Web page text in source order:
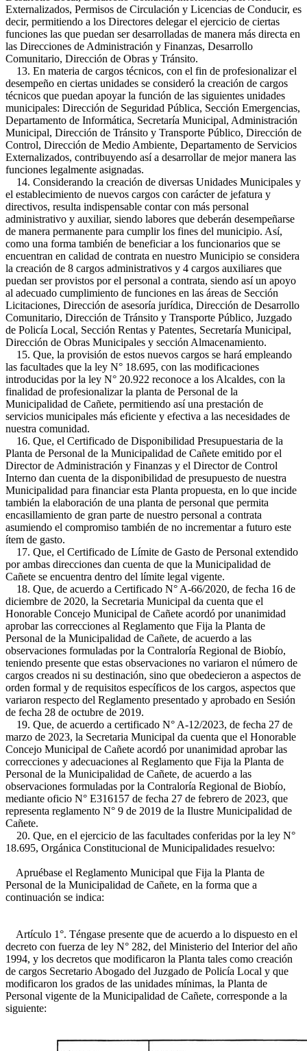
Externalizados, Permisos de Circulación y Licencias de Conducir, es
decir, permitiendo a los Directores delegar el ejercicio de ciertas
funciones las que puedan ser desarrolladas de manera más directa en
las Direcciones de Administración y Finanzas, Desarrollo
Comunitario, Dirección de Obras y Tránsito.
13. En materia de cargos técnicos, con el fin de profesionalizar el
desempeño en ciertas unidades se consideró la creación de cargos
técnicos que puedan apoyar la función de las siguientes unidades
municipales: Dirección de Seguridad Pública, Sección Emergencias,
Departamento de Informática, Secretaría Municipal, Administración
Municipal, Dirección de Tránsito y Transporte Público, Dirección de
Control, Dirección de Medio Ambiente, Departamento de Servicios
Externalizados, contribuyendo así a desarrollar de mejor manera las
funciones legalmente asignadas.
14. Considerando la creación de diversas Unidades Municipales y
el establecimiento de nuevos cargos con carácter de jefatura y
directivos, resulta indispensable contar con más personal
administrativo y auxiliar, siendo labores que deberán desempeñarse
de manera permanente para cumplir los fines del municipio. Así,
como una forma también de beneficiar a los funcionarios que se
encuentran en calidad de contrata en nuestro Municipio se considera
la creación de 8 cargos administrativos y 4 cargos auxiliares que
puedan ser provistos por el personal a contrata, siendo así un apoyo
al adecuado cumplimiento de funciones en las áreas de Sección
Licitaciones, Dirección de asesoría jurídica, Dirección de Desarrollo
Comunitario, Dirección de Tránsito y Transporte Público, Juzgado
de Policía Local, Sección Rentas y Patentes, Secretaría Municipal,
Dirección de Obras Municipales y sección Almacenamiento.
15. Que, la provisión de estos nuevos cargos se hará empleando
las facultades que la ley N° 18.695, con las modificaciones
introducidas por la ley N° 20.922 reconoce a los Alcaldes, con la
finalidad de profesionalizar la planta de Personal de la
Municipalidad de Cañete, permitiendo así una prestación de
servicios municipales más eficiente y efectiva a las necesidades de
nuestra comunidad.
16. Que, el Certificado de Disponibilidad Presupuestaria de la
Planta de Personal de la Municipalidad de Cañete emitido por el
Director de Administración y Finanzas y el Director de Control
Interno dan cuenta de la disponibilidad de presupuesto de nuestra
Municipalidad para financiar esta Planta propuesta, en lo que incide
también la elaboración de una planta de personal que permita
encasillamiento de gran parte de nuestro personal a contrata
asumiendo el compromiso también de no incrementar a futuro este
ítem de gasto.
17. Que, el Certificado de Límite de Gasto de Personal extendido
por ambas direcciones dan cuenta de que la Municipalidad de
Cañete se encuentra dentro del límite legal vigente.
18. Que, de acuerdo a Certificado N° A-66/2020, de fecha 16 de
diciembre de 2020, la Secretaria Municipal da cuenta que el
Honorable Concejo Municipal de Cañete acordó por unanimidad
aprobar las correcciones al Reglamento que Fija la Planta de
Personal de la Municipalidad de Cañete, de acuerdo a las
observaciones formuladas por la Contraloría Regional de Biobío,
teniendo presente que estas observaciones no variaron el número de
cargos creados ni su destinación, sino que obedecieron a aspectos de
orden formal y de requisitos específicos de los cargos, aspectos que
variaron respecto del Reglamento presentado y aprobado en Sesión
de fecha 28 de octubre de 2019.
19. Que, de acuerdo a certificado N° A-12/2023, de fecha 27 de
marzo de 2023, la Secretaria Municipal da cuenta que el Honorable
Concejo Municipal de Cañete acordó por unanimidad aprobar las
correcciones y adecuaciones al Reglamento que Fija la Planta de
Personal de la Municipalidad de Cañete, de acuerdo a las
observaciones formuladas por la Contraloría Regional de Biobío,
mediante oficio N° E316157 de fecha 27 de febrero de 2023, que
representa reglamento N° 9 de 2019 de la Ilustre Municipalidad de
Cañete.
20. Que, en el ejercicio de las facultades conferidas por la ley N°
18.695, Orgánica Constitucional de Municipalidades resuelvo:
Apruébase el Reglamento Municipal que Fija la Planta de
Personal de la Municipalidad de Cañete, en la forma que a
continuación se indica:
Artículo 1°. Téngase presente que de acuerdo a lo dispuesto en el
decreto con fuerza de ley N° 282, del Ministerio del Interior del año
1994, y los decretos que modificaron la Planta tales como creación
de cargos Secretario Abogado del Juzgado de Policía Local y que
modificaron los grados de las unidades mínimas, la Planta de
Personal vigente de la Municipalidad de Cañete, corresponde a la
siguiente: